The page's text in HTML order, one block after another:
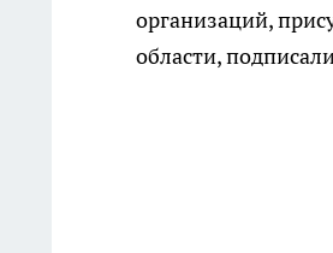
организаций,
области,